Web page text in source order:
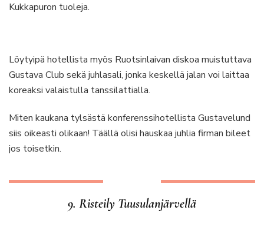
Kukkapuron tuoleja.
Löytyipä hotellista myös Ruotsinlaivan diskoa muistuttava
Gustava Club sekä juhlasali, jonka keskellä jalan voi laittaa
koreaksi valaistulla tanssilattialla.
Miten kaukana tylsästä konferenssihotellista Gustavelund
siis oikeasti olikaan! Täällä olisi hauskaa juhlia firman bileet
jos toisetkin.
9. Risteily Tuusulanjärvellä